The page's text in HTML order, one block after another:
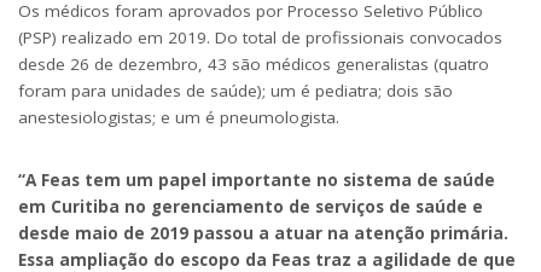
Os médicos foram aprovados por Processo Seletivo Público
(PSP) realizado em 2019. Do total de profissionais convocados
desde 26 de dezembro, 43 são médicos generalistas (quatro
foram para unidades de saúde); um é pediatra; dois são
anestesiologistas; e um é pneumologista.
“A Feas tem um papel importante no sistema de saúde
em Curitiba no gerenciamento de serviços de saúde e
desde maio de 2019 passou a atuar na atenção primária.
Essa ampliação do escopo da Feas traz a agilidade de que